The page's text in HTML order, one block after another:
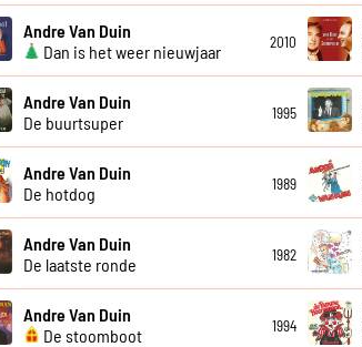
Andre Van Duin
Dan is het weer nieuwjaar
2010
Andre Van Duin
De buurtsuper
1995
Andre Van Duin
De hotdog
1989
Andre Van Duin
De laatste ronde
1982
Andre Van Duin
De stoomboot
1994